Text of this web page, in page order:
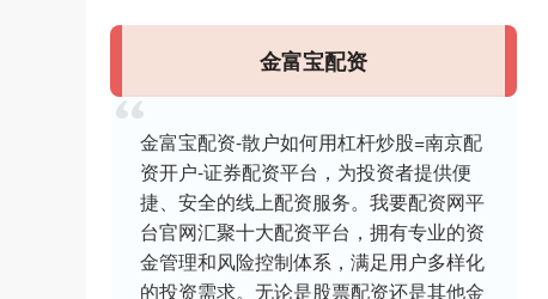
金富宝配资
金富宝配资-散户如何用杠杆炒股=南京配
资开户-证券配资平台，为投资者提供便
捷、安全的线上配资服务。我要配资网平
台官网汇聚十大配资平台，拥有专业的资
金管理和风险控制体系，满足用户多样化
的投资需求。无论是股票配资还是其他金